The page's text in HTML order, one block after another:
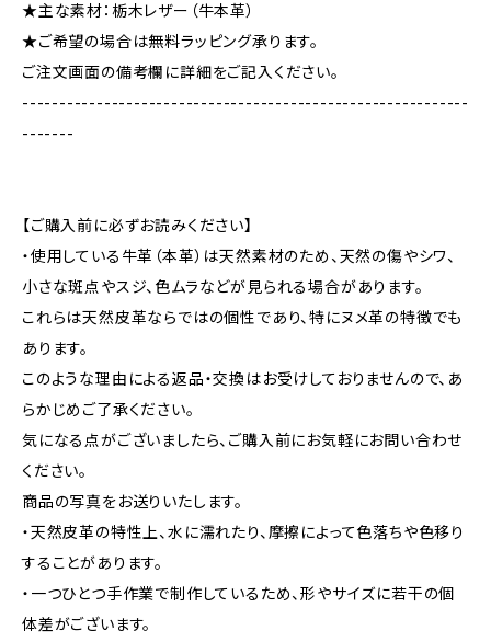
★主な素材：栃木レザー（牛本革）
★ご希望の場合は無料ラッピング承ります。
ご注文画面の備考欄に詳細をご記入ください。
------------------------------------------------------------
-------
【ご購入前に必ずお読みください】
・使用している牛革（本革）は天然素材のため、天然の傷やシワ、
小さな斑点やスジ、色ムラなどが見られる場合があります。
これらは天然皮革ならではの個性であり、特にヌメ革の特徴でも
あります。
このような理由による返品・交換はお受けしておりませんので、あ
らかじめご了承ください。
気になる点がございましたら、ご購入前にお気軽にお問い合わせ
ください。
商品の写真をお送りいたします。
・天然皮革の特性上、水に濡れたり、摩擦によって色落ちや色移り
することがあります。
・一つひとつ手作業で制作しているため、形やサイズに若干の個
体差がございます。